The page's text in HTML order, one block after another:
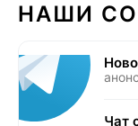
НАШИ
Чат